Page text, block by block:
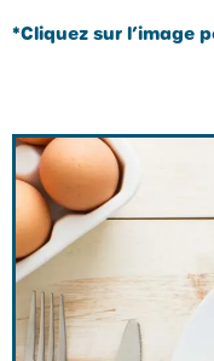
*Cliquez sur l’image